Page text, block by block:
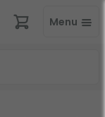
Menu